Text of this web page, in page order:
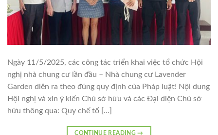
Ngày 11/5/2025, các công tác triển khai việc tổ chức Hội
nghị nhà chung cư lần đầu – Nhà chung cư Lavender
Garden diễn ra theo đúng quy định của Pháp luật! Nội dung
Hội nghị và xin ý kiến Chủ sở hữu và các Đại diện Chủ sở
hữu thông qua: Quy chế tổ […]
CONTINUE READING→